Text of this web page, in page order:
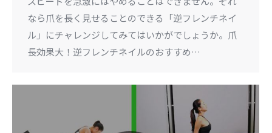
なら爪を長く見せることのできる「逆フレンチネイ
ル」にチャレンジしてみてはいかがでしょうか。爪
長効果大！逆フレンチネイルのおすすめ…